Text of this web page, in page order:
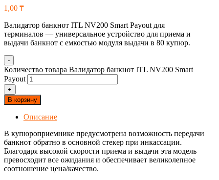
1,00 ₸
Валидатор банкнот ITL NV200 Smart Payout для
терминалов — универсальное устройство для приема и
выдачи банкнот с емкостью модуля выдачи в 80 купюр.
-
Количество товара Валидатор банкнот ITL NV200 Smart
Payout
+
В корзину
Описание
В купюроприемнике предусмотрена возможность передачи
банкнот обратно в основной стекер при инкассации.
Благодаря высокой скорости приема и выдачи эта модель
превосходит все ожидания и обеспечивает великолепное
соотношение цена/качество.